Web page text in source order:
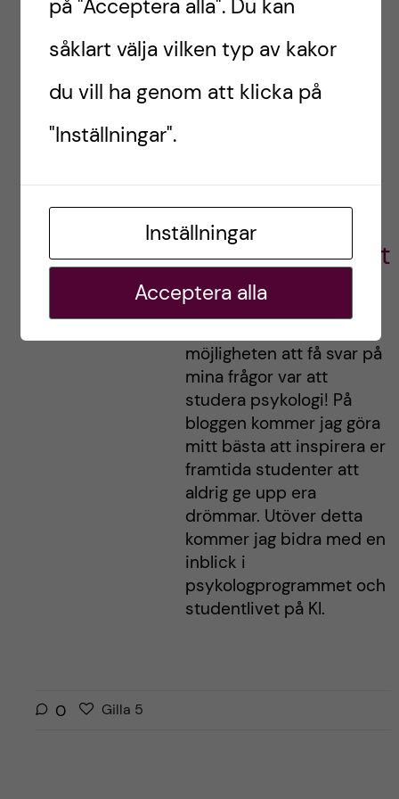
/Daniela
KAROLINSKA INSTITUTET KI
PSYKOLOGPROGRAMMET
Daniela,
psykologstudent
Frågan om varför vi beter
oss som vi gör växte allt
möjligheten att få svar på
mina frågor var att
studera psykologi! På
bloggen kommer jag göra
mitt bästa att inspirera er
framtida studenter att
aldrig ge upp era
drömmar. Utöver detta
kommer jag bidra med en
inblick i
psykologprogrammet och
studentlivet på KI.
0
G
Gilla 5g
på "Acceptera alla". Du kan
såklart välja vilken typ av kakor
du vill ha genom att klicka på
"Inställningar".
Inställningar
Acceptera alla